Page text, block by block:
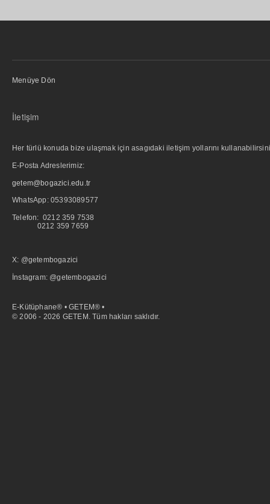
Menüye Dön
İletişim
Her türlü konuda bize ulaşmak için asagıdaki iletişim yollarını
E-Posta Adreslerimiz:
getem@bogazici.edu.tr
WhatsApp: 05393089577
Telefon: 0212 359 7538
0212 359 7659
X: @getembogazici
İnstagram: @getembogazici
E-Kütüphane® • GETEM® •
© 2006 - 2026 GETEM. Tüm hakları saklıdır.